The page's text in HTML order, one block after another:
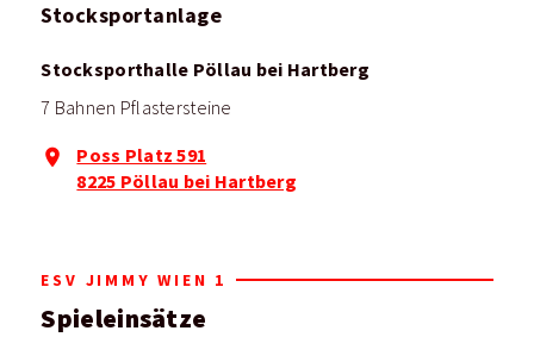
Stocksportanlage
Stocksporthalle Pöllau bei Hartberg
7 Bahnen Pflastersteine
Poss Platz 591
8225 Pöllau bei Hartberg
ESV JIMMY WIEN 1
Spieleinsätze